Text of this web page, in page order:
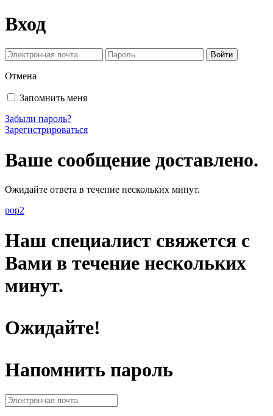
Вход
Отмена
Запомнить меня
Забыли пароль?
Зарегистрироваться
Ваше сообщение доставлено.
Ожидайте ответа в течение нескольких минут.
pop2
Наш специалист свяжется с
Вами в течение нескольких
минут.
Ожидайте!
Напомнить пароль